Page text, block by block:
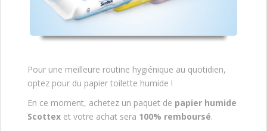
Pour une meilleure routine hygiénique au quotidien,
optez pour du papier toilette humide !
En ce moment, achetez un paquet de papier humide
Scottex et votre achat sera 100% remboursé.